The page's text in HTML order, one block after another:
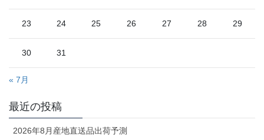
23 24 25 26 27 28 29
30 31
« 7月
最近の投稿
2026年8月産地直送品出荷予測